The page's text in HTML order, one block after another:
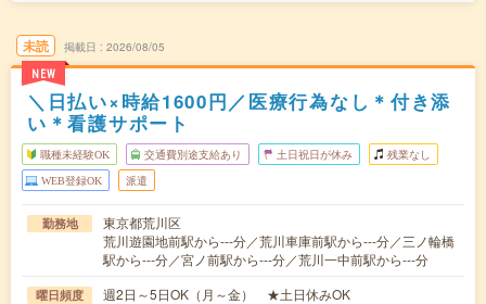
未読
NEW
掲載日 2026/08/05
＼日払い×時給1600円／医療行為なし＊付き添
い＊看護サポート
職種未経験OK 交通費別途支給あり 土日祝日が休み 残業なし
WEB登録OK 派遣
勤務地
東京都荒川区
荒川遊園地前駅から---分／荒川車庫前駅から---分／三ノ輪橋
駅から---分／宮ノ前駅から---分／荒川一中前駅から---分
曜日頻度 週2日～5日OK（月～金） ★土日休みOK